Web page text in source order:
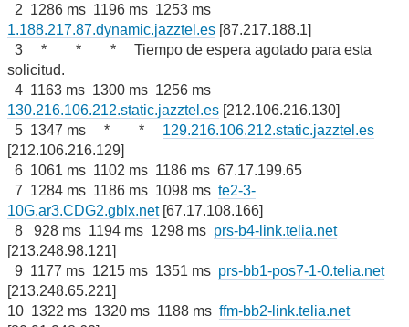
2 1286 ms 1196 ms 1253 ms
1.188.217.87.dynamic.jazztel.es [87.217.188.1]
3 * * * Tiempo de espera agotado para esta
solicitud.
4 1163 ms 1300 ms 1256 ms
130.216.106.212.static.jazztel.es [212.106.216.130]
5 1347 ms * * 129.216.106.212.static.jazztel.es
[212.106.216.129]
6 1061 ms 1102 ms 1186 ms 67.17.199.65
7 1284 ms 1186 ms 1098 ms te2-3-
10G.ar3.CDG2.gblx.net[67.17.108.166]
8 928 ms 1194 ms 1298 ms prs-b4-link.telia.net
[213.248.98.121]
9 1177 ms 1215 ms 1351 ms prs-bb1-pos7-1-0.telia.net
[213.248.65.221]
10 1322 ms 1320 ms 1188 ms ffm-bb2-link.telia.net